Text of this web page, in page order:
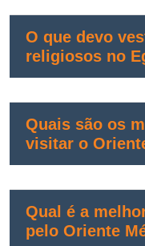
O que devo
religiosos no
Quais são os
visitar o
Qual é a
pelo Oriente